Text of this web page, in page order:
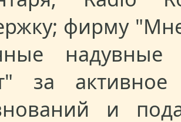
фирму
за активное
и